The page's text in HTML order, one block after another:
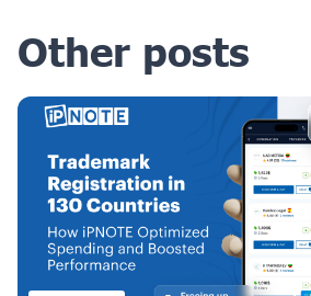
Other posts